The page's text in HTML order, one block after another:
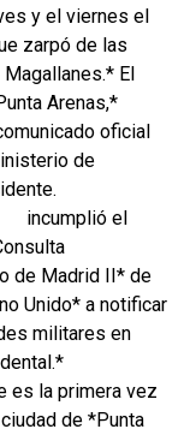
y el viernes el
zarpó de las
El
Arenas,*
oficial
de
incumplió el
de Madrid II* de
Unido* a notificar
militares en
es la primera vez
de *Punta